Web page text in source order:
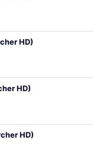
HD)
HD)
HD)